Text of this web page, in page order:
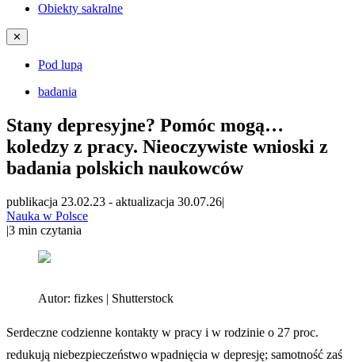
Obiekty sakralne
✕
Pod lupą
badania
Stany depresyjne? Pomóc mogą…
koledzy z pracy. Nieoczywiste wnioski z
badania polskich naukowców
publikacja 23.02.23 - aktualizacja 30.07.26|
Nauka w Polsce
|3 min czytania
Autor: fizkes | Shutterstock
Serdeczne codzienne kontakty w pracy i w rodzinie o 27 proc.
redukują niebezpieczeństwo wpadnięcia w depresję; samotność zaś